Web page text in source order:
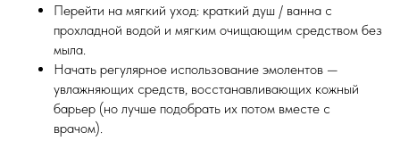
Перейти на мягкий уход: краткий душ / ванна с
прохладной водой и мягким очищающим средством без
мыла.
Начать регулярное использование эмолентов —
увлажняющих средств, восстанавливающих кожный
барьер (но лучше подобрать их потом вместе с
врачом).